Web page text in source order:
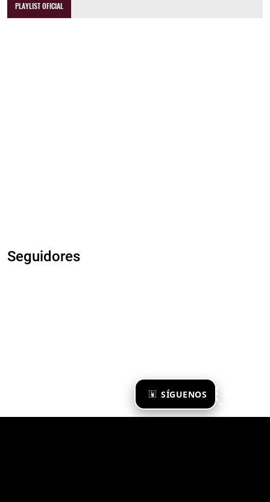
SÍGUENOS
PLAYLIST OFICIAL
Seguidores